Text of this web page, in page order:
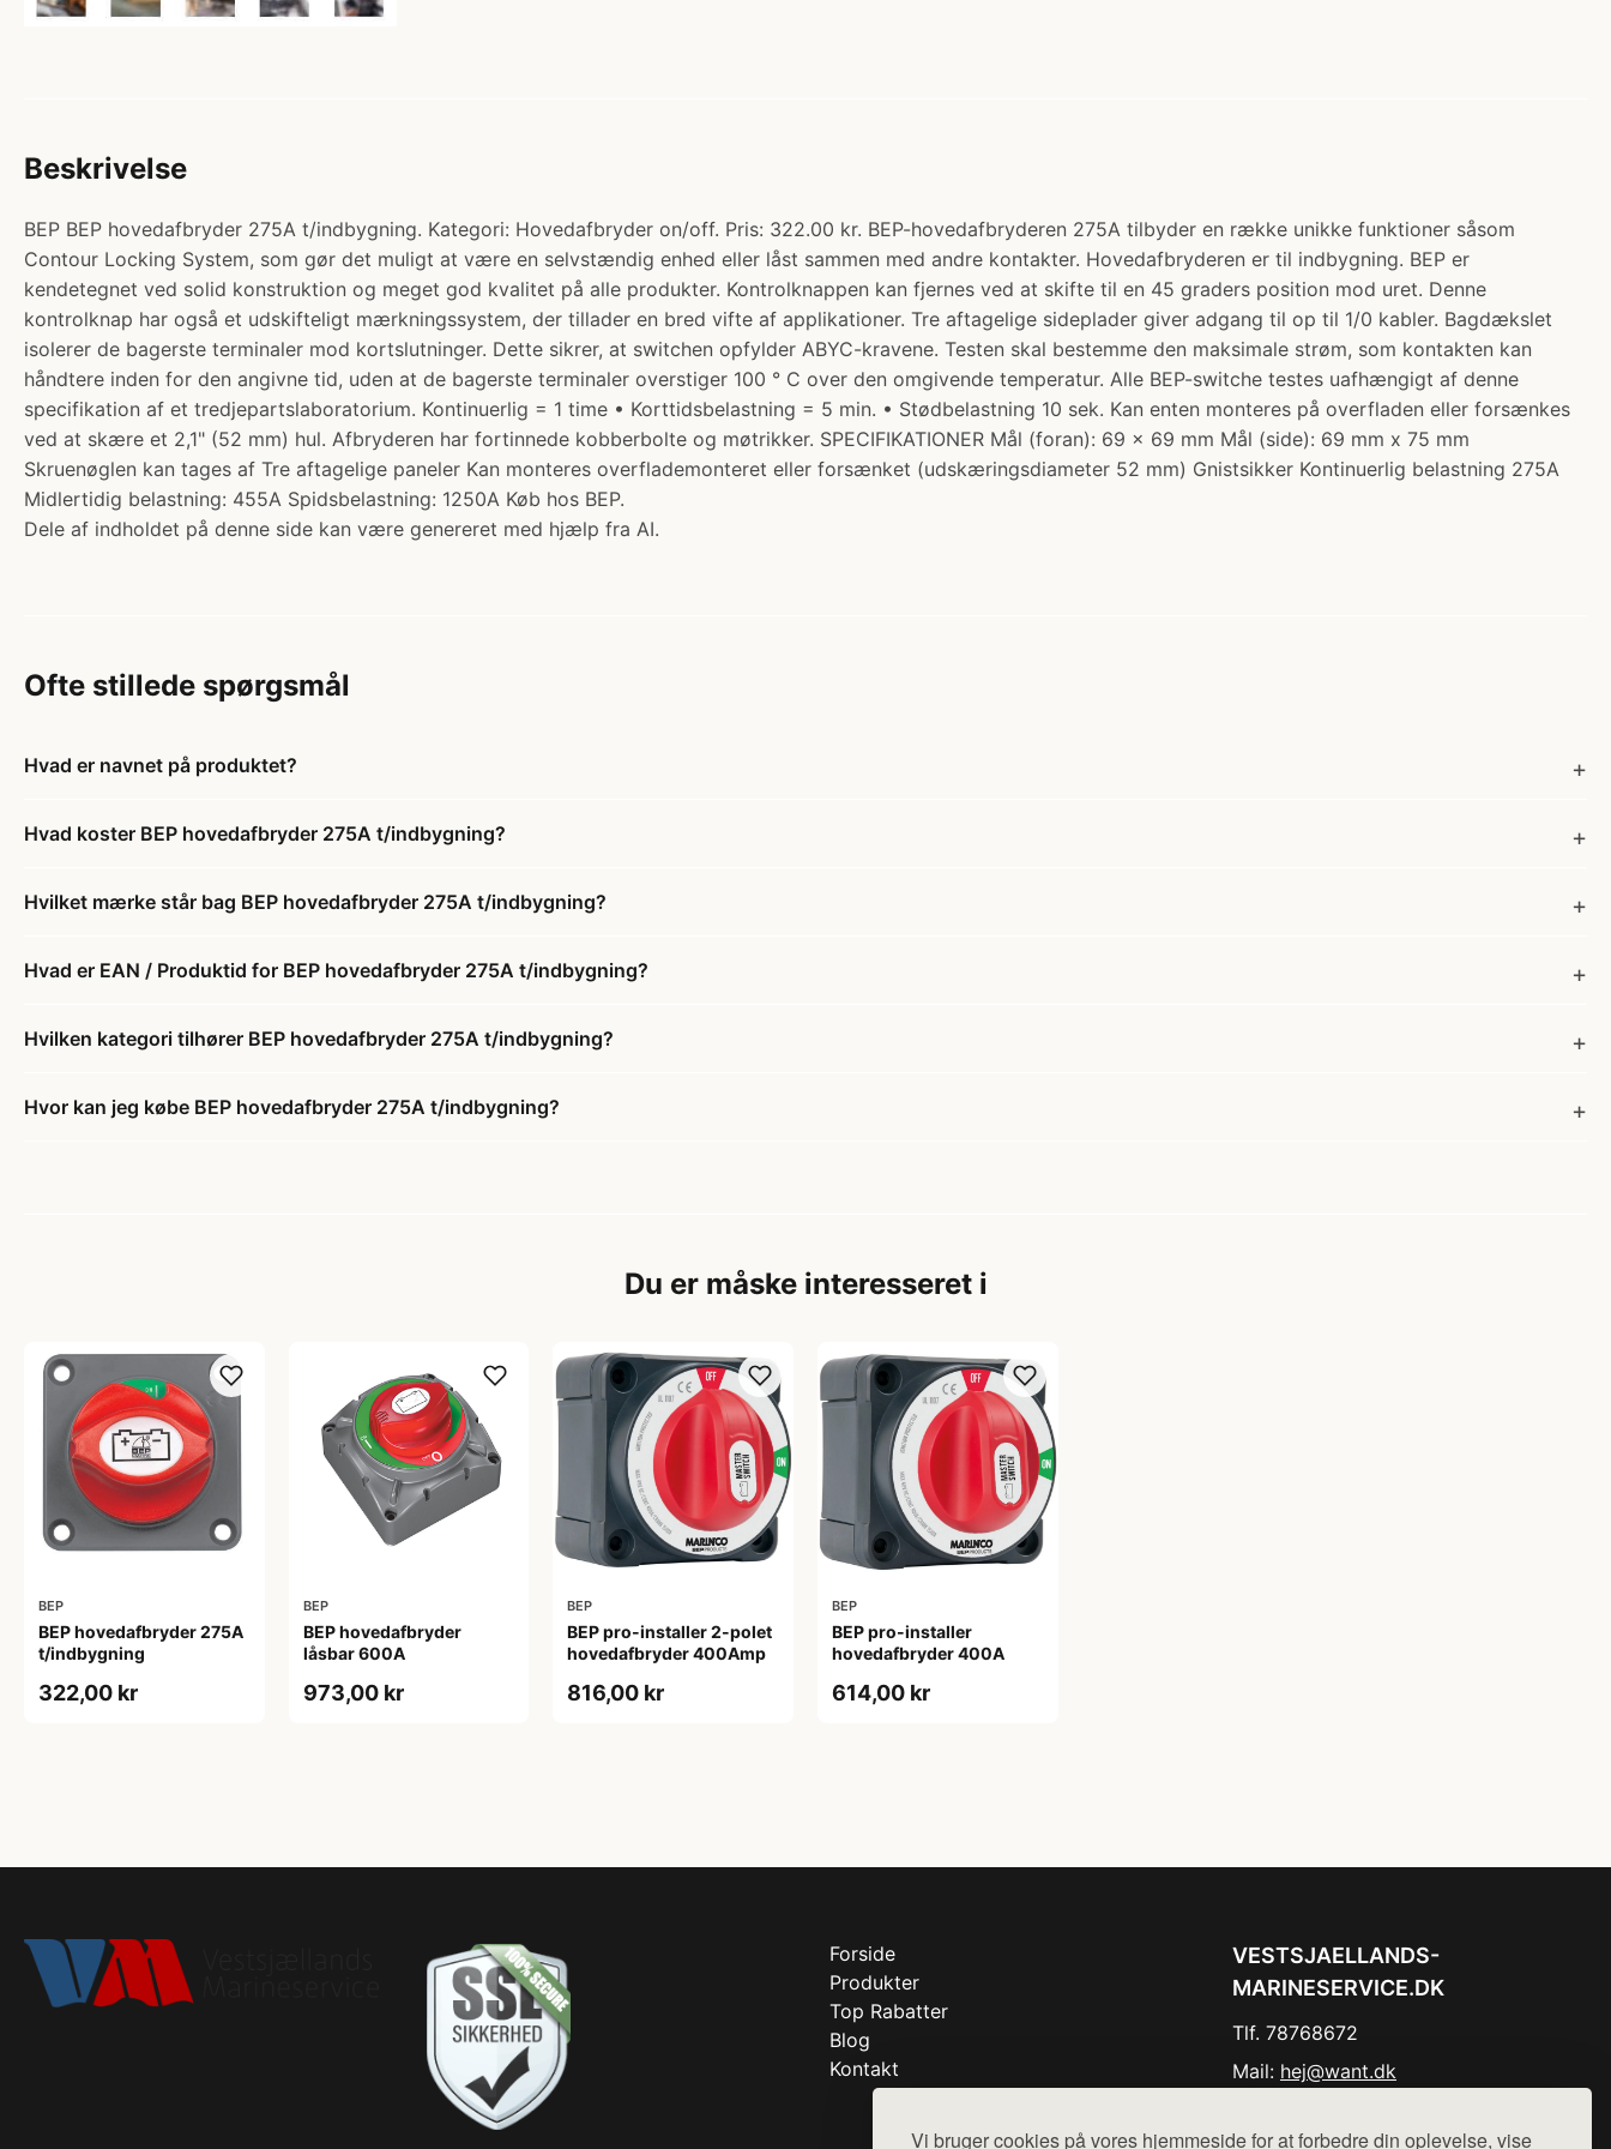
Vi bruger cookies på vores hjemmeside for at forbedre din oplevelse, vise
Beskrivelse
BEP BEP hovedafbryder 275A t/indbygning. Kategori: Hovedafbryder on/off. Pris: 322.00 kr. BEP-hovedafbryderen 275A tilbyder en række unikke funktioner såsom
Contour Locking System, som gør det muligt at være en selvstændig enhed eller låst sammen med andre kontakter. Hovedafbryderen er til indbygning. BEP er
kendetegnet ved solid konstruktion og meget god kvalitet på alle produkter. Kontrolknappen kan fjernes ved at skifte til en 45 graders position mod uret. Denne
kontrolknap har også et udskifteligt mærkningssystem, der tillader en bred vifte af applikationer. Tre aftagelige sideplader giver adgang til op til 1/0 kabler. Bagdækslet
isolerer de bagerste terminaler mod kortslutninger. Dette sikrer, at switchen opfylder ABYC-kravene. Testen skal bestemme den maksimale strøm, som kontakten kan
håndtere inden for den angivne tid, uden at de bagerste terminaler overstiger 100 ° C over den omgivende temperatur. Alle BEP-switche testes uafhængigt af denne
specifikation af et tredjepartslaboratorium. Kontinuerlig = 1 time • Korttidsbelastning = 5 min. • Stødbelastning 10 sek. Kan enten monteres på overfladen eller forsænkes
ved at skære et 2,1" (52 mm) hul. Afbryderen har fortinnede kobberbolte og møtrikker. SPECIFIKATIONER Mål (foran): 69 x 69 mm Mål (side): 69 mm x 75 mm
Skruenøglen kan tages af Tre aftagelige paneler Kan monteres overflademonteret eller forsænket (udskæringsdiameter 52 mm) Gnistsikker Kontinuerlig belastning 275A
Midlertidig belastning: 455A Spidsbelastning: 1250A Køb hos BEP.
Dele af indholdet på denne side kan være genereret med hjælp fra AI.
Ofte stillede spørgsmål
Hvad er navnet på produktet?
Hvad koster BEP hovedafbryder 275A t/indbygning?
Hvilket mærke står bag BEP hovedafbryder 275A t/indbygning?
Hvad er EAN / Produktid for BEP hovedafbryder 275A t/indbygning?
Hvilken kategori tilhører BEP hovedafbryder 275A t/indbygning?
Hvor kan jeg købe BEP hovedafbryder 275A t/indbygning?
Du er måske interesseret i
BEP
BEP hovedafbryder 275A
t/indbygning
322,00 kr
BEP
BEP hovedafbryder
låsbar 600A
973,00 kr
BEP
BEP pro-installer 2-polet
hovedafbryder 400Amp
816,00 kr
BEP
BEP pro-installer
hovedafbryder 400A
614,00 kr
Forside
Produkter
Top Rabatter
Blog
Kontakt
VESTSJAELLANDS-
MARINESERVICE.DK
Tlf. 78768672
Mail: hej@want.dk